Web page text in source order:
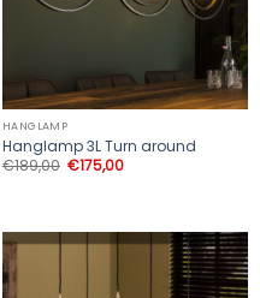
HANGLAMP
Hanglamp 3L Turn around
€189,00 Oorspronkelijke
prijs
€175,00Huidige